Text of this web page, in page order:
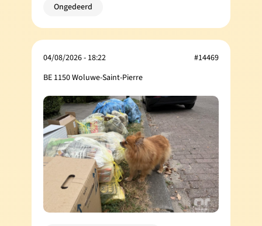
Ongedeerd
04/08/2026 - 18:22
BE 1150 Woluwe-Saint-Pierre
#14469